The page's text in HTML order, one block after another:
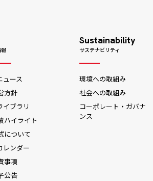
ュース
方針
イブラリ
ハイライト
について
レンダー
事項
公告
Sustainability
サステナビリティ
環境への取組み
社会への取組み
コーポレート・ガバナ
ンス